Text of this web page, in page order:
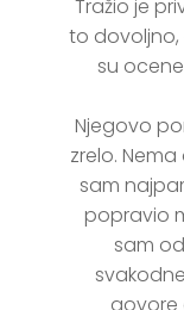
Tražio je
to dovoljno,
su
Njegovo
zrelo.
sam
popravio
sam
govore